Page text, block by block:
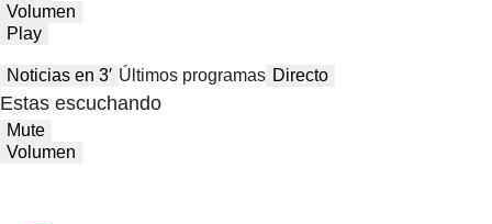
Volumen
Play
Noticias en 3′ Últimos programas Directo
Estas escuchando
Mute
Volumen